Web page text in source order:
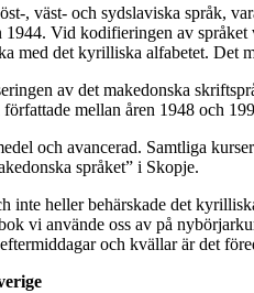
, väst- och sydslaviska språk,
Vid kodi­fie­ringen av
med det kyrilliska alfabet­et. Det
av det makedon­ska
mellan åren 1948 och
och avan­cerad. Samt­liga
språket” i Skopje.
inte heller behärskade det
vi använde oss av på
och kvällar är det